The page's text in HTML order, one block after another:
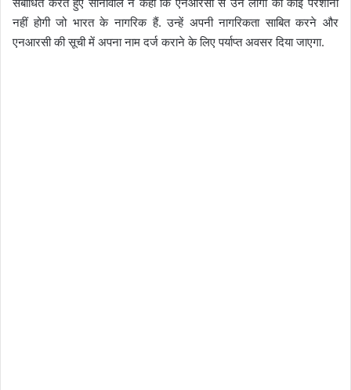
नहीं होगी जो भारत के नागरिक हैं. उन्हें अपनी नागरिकता साबित करने और
एनआरसी की सूची में अपना नाम दर्ज कराने के लिए पर्याप्त अवसर दिया जाएगा.